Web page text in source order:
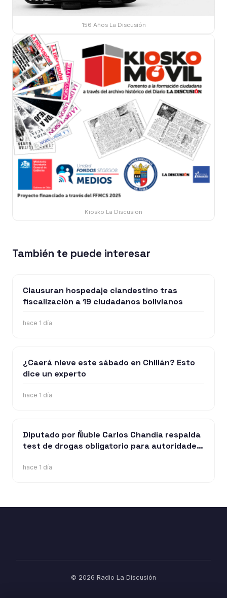
156 Años La Discusión
Kiosko La Discusion
También te puede interesar
Clausuran hospedaje clandestino tras
fiscalización a 19 ciudadanos bolivianos
hace 1 día
¿Caerá nieve este sábado en Chillán? Esto
dice un experto
hace 1 día
Diputado por Ñuble Carlos Chandía respalda
test de drogas obligatorio para autoridades
hace 1 día
© 2026 Radio La Discusión